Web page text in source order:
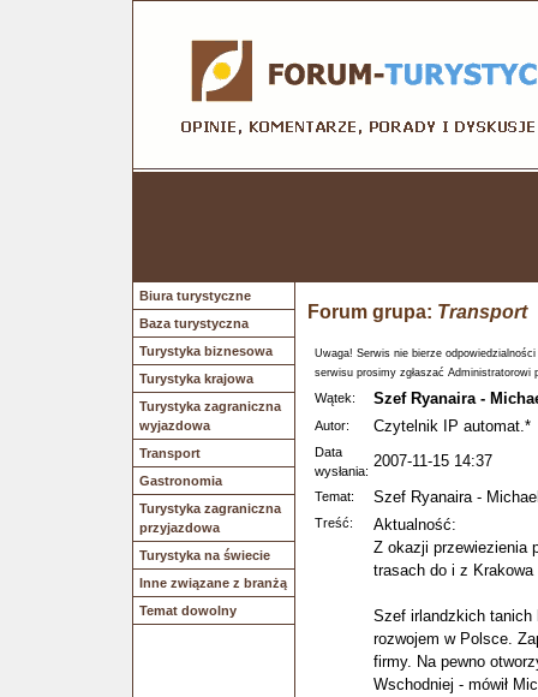
Biura turystyczne
Baza turystyczna
Turystyka biznesowa
Turystyka krajowa
Turystyka zagraniczna
wyjazdowa
Transport
Gastronomia
Turystyka zagraniczna
przyjazdowa
Turystyka na świecie
Inne związane z branżą
Temat dowolny
Forum grupa: Transport
Uwaga! Serwis nie bierze
serwisu prosimy zgłaszać Administratorowi
Wątek: Szef Ryanaira -
Autor: Czytelnik IP automat.*
Data
wysłania:
2007-11-15 14:37
Temat: Szef Ryanaira -
Treść:
Aktualność:
Z okazji przewiezienia
trasach do i z Krakowa
Szef irlandzkich tanich
rozwojem w Polsce.
firmy. Na pewno
Wschodniej - mówił